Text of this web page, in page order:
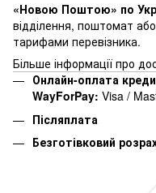
«Новою Поштою» по
відділення, поштомат
тарифами перевізника.
Більше інформації про
Онлайн-оплата
WayForPay: Visa /
Післяплата
Безготівковий